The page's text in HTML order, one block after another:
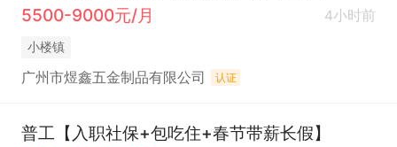
5500-9000元/月
4小时前
小楼镇
广州市煜鑫五金制品有限公司 认证
普工【入职社保+包吃住+春节带薪长假】